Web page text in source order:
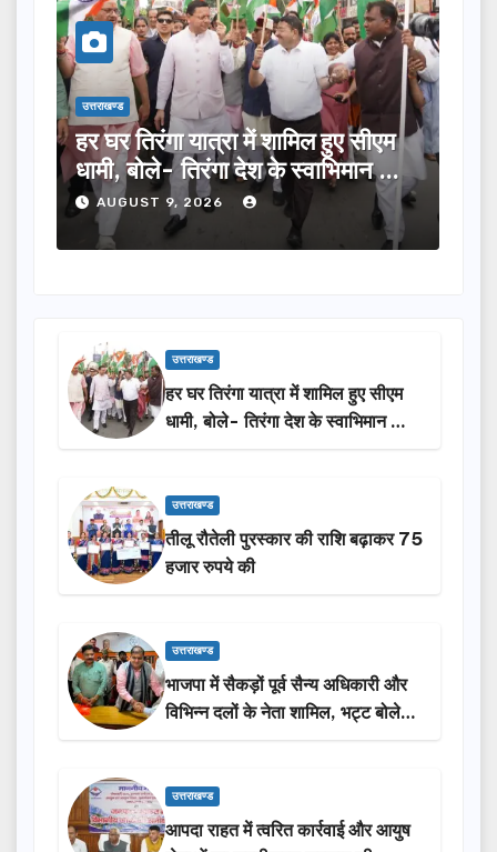
उत्तराखण्ड
भाजपा में सैकड़ों पूर्व सैन्य अधिकारी और
विभिन्न दलों के नेता शामिल, भट्ट बोले-
2027 में जीत की हैट्रिक लगाएगी पार्टी
AUGUST 9, 2026
उत्तराखण्ड
हर घर तिरंगा यात्रा में शामिल हुए सीएम
धामी, बोले- तिरंगा देश के स्वाभिमान का
प्रतीक
उत्तराखण्ड
तीलू रौतेली पुरस्कार की राशि बढ़ाकर 75
हजार रुपये की
उत्तराखण्ड
भाजपा में सैकड़ों पूर्व सैन्य अधिकारी और
विभिन्न दलों के नेता शामिल, भट्ट बोले-
2027 में जीत की हैट्रिक लगाएगी पार्टी
उत्तराखण्ड
आपदा राहत में त्वरित कार्रवाई और आयुष